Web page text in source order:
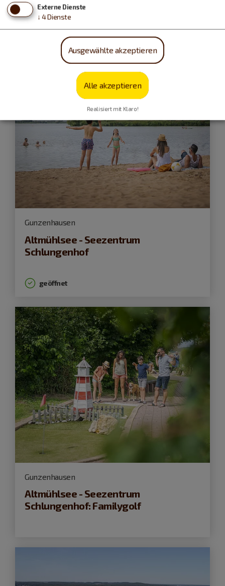
geöffnet
Gunzenhausen
Altmühlsee - Seezentrum
Schlungenhof
geöffnet
Gunzenhausen
Altmühlsee - Seezentrum
Schlungenhof: Familygolf
Externe Dienste
↓ 4Dienste
Ausgewählte akzeptieren
Alle akzeptieren
Realisiert mit Klaro!